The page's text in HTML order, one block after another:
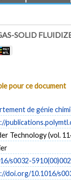
SOLID
pour ce document
de génie
Technology (vol.
s0032-
doi.org/10.1016/